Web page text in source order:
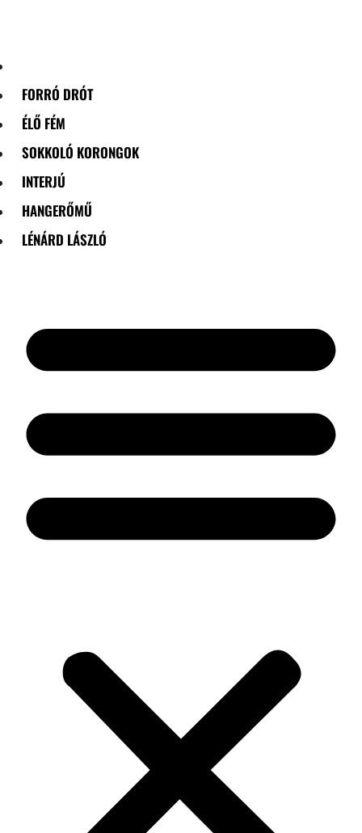
FORRÓ DRÓT
ÉLŐ FÉM
SOKKOLÓ KORONGOK
INTERJÚ
HANGERŐMŰ
LÉNÁRD LÁSZLÓ